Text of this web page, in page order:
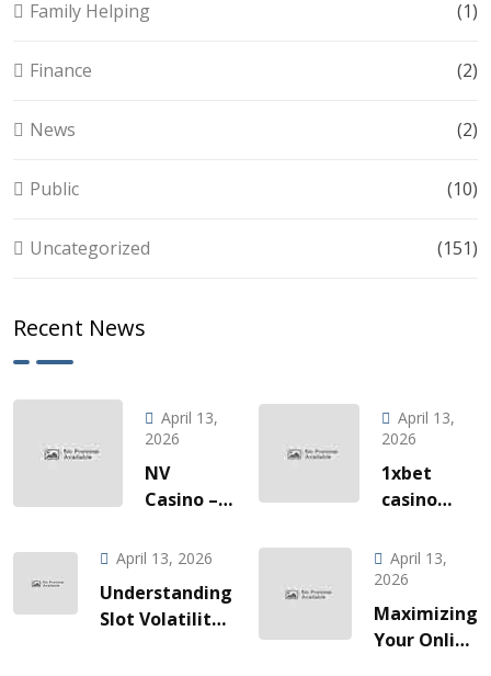
Family Helping (1)
Finance (2)
News (2)
Public (10)
Uncategorized (151)
Recent News
April 13,
2026
NV
Casino –
Gaming
Vožnje
Slotova i
April 13,
2026
1xbet
casino
à une
odyssée
de gains
fulgurants
April 13, 2026
Understanding
Slot Volatility:
April 13,
2026
Maximizing
Your Online